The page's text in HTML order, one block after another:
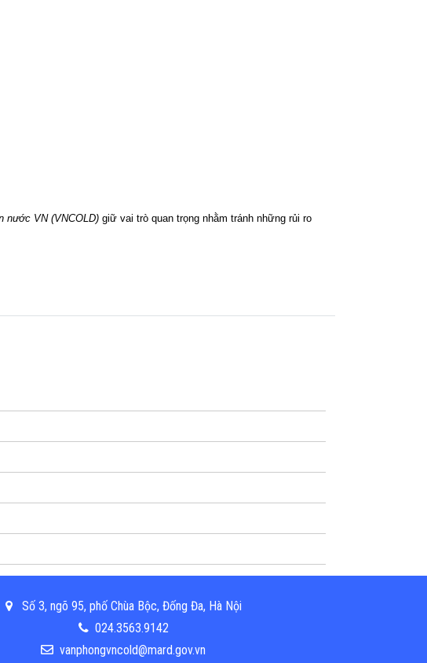
nước VN (VNCOLD) giữ vai trò quan trọng nhằm tránh những rủi ro
Số 3, ngõ 95, phố Chùa Bộc, Đống Đa, Hà Nội
024.3563.9142
vanphongvncold@mard.gov.vn